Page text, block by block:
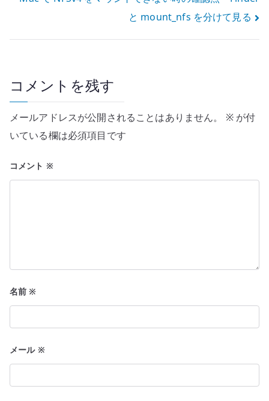
ナ
ビ
ー
シ
ョ
ン
と mount_nfs を分けて見る
コメントを残す
メールアドレスが公開されることはありません。 ※が付
いている欄は必須項目です
コメント ※
名前※
メール ※